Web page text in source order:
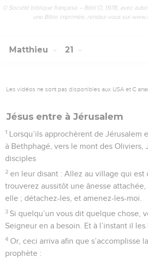
© Société biblique française – Bibli’O, 1978, avec
une Bible imprimée, rendez-vous sur
Matthieu 21
Les vidéos ne sont pas disponibles aux USA et C
Jésus entre à Jérusalem
1 Lorsqu’ils approchèrent de Jérusalem
à Bethphagé, vers le mont des Oliviers,
disciples
2 en leur disant : Allez au village qui est
trouverez aussitôt une ânesse
elle ; détachez-les, et amenez-les-moi.
3 Si quelqu’un vous dit quelque chose,
Seigneur en a besoin. Et à l’instant il les
4 Or, ceci arriva afin que s’accomplisse
prophète :